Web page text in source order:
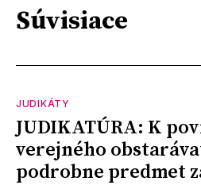
Súvisiace
JUDIKÁTY
JUDIKATÚRA: K
verejného
podrobne predmet